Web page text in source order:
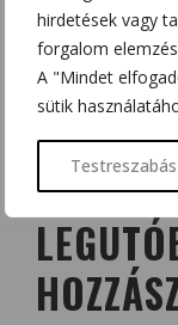
hirdetések vagy
forgalom
A "Mindet
sütik
Testreszabás